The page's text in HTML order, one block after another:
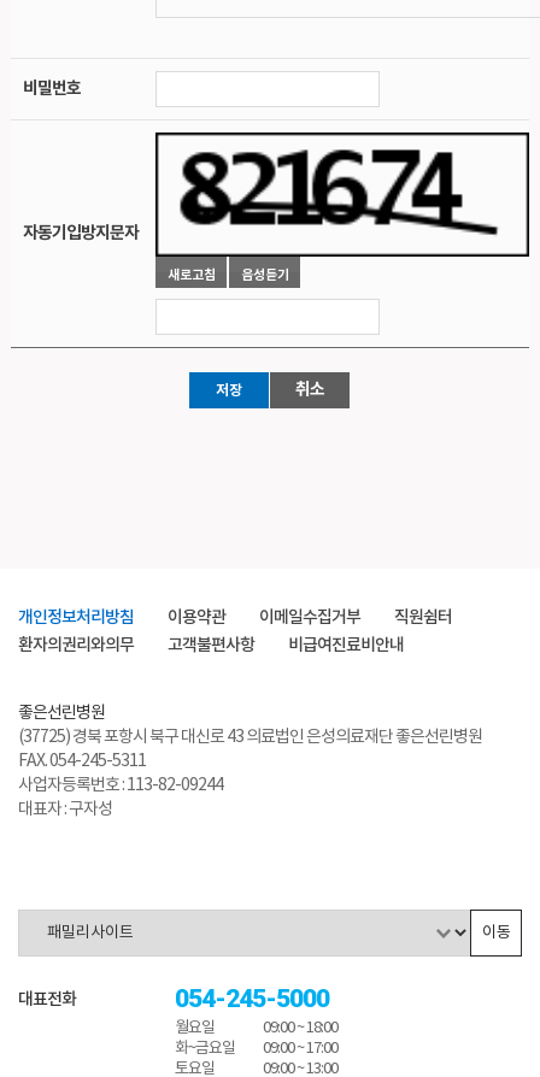
비밀번호
자동기입방지문자
취소
개인정보처리방침 이용약관 이메일수집거부
직원쉼터
환자의권리와의무
고객불편사항 비급여진료비안내
좋은선린병원
(37725) 경북 포항시 북구 대신로 43 의료법인 은성의료재단 좋은선린병원
FAX. 054-245-5311
사업자등록번호 : 113-82-09244
대표자 : 구자성
이동
대표전화 054-245-5000
월요일
09:00 ~ 18:00
화~금요일
09:00 ~ 17:00
토요일
09:00 ~ 13:00